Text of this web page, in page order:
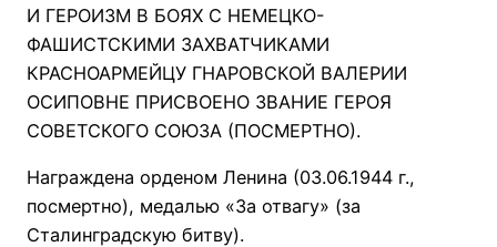
И ГЕРОИЗМ В БОЯХ С НЕМЕЦКО-
ФАШИСТСКИМИ ЗАХВАТЧИКАМИ
КРАСНОАРМЕЙЦУ ГНАРОВСКОЙ ВАЛЕРИИ
ОСИПОВНЕ ПРИСВОЕНО ЗВАНИЕ ГЕРОЯ
СОВЕТСКОГО СОЮЗА (ПОСМЕРТНО).
Награждена орденом Ленина (03.06.1944 г.,
посмертно), медалью «За отвагу» (за
Сталинградскую битву).